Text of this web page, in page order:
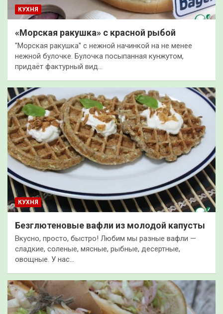
КУХНЯ
«Морская ракушка» с красной рыбой
"Морская ракушка" с нежной начинкой на не менее
нежной булочке. Булочка посыпанная кунжутом,
придаёт фактурный вид…
КУХНЯ
Безглютеновые вафли из молодой капусты
Вкусно, просто, быстро! Любим мы разные вафли —
сладкие, соленые, мясные, рыбные, десертные,
овощные. У нас…